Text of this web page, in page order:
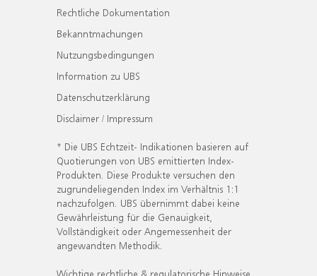
Rechtliche Dokumentation
Bekanntmachungen
Nutzungsbedingungen
Information zu UBS
Datenschutzerklärung
Disclaimer / Impressum
* Die UBS Echtzeit- Indikationen basieren auf
Quotierungen von UBS emittierten Index-
Produkten. Diese Produkte versuchen den
zugrundeliegenden Index im Verhältnis 1:1
nachzufolgen. UBS übernimmt dabei keine
Gewährleistung für die Genauigkeit,
Vollständigkeit oder Angemessenheit der
angewandten Methodik.